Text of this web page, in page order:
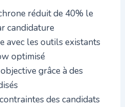
réduit de 40% le
candidature
avec les outils existants
optimisé
grâce à des
des candidats